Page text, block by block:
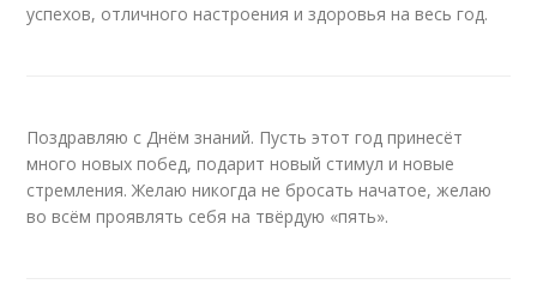
успехов, отличного настроения и здоровья на весь год.
Поздравляю с Днём знаний. Пусть этот год принесёт
много новых побед, подарит новый стимул и новые
стремления. Желаю никогда не бросать начатое, желаю
во всём проявлять себя на твёрдую «пять».